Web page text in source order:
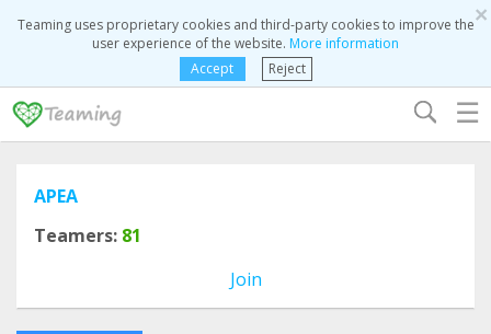
×
Teaming uses proprietary cookies and third-party cookies to improve the
user experience of the website. More information
Accept
Reject
☰
APEA
Teamers: 81
Join